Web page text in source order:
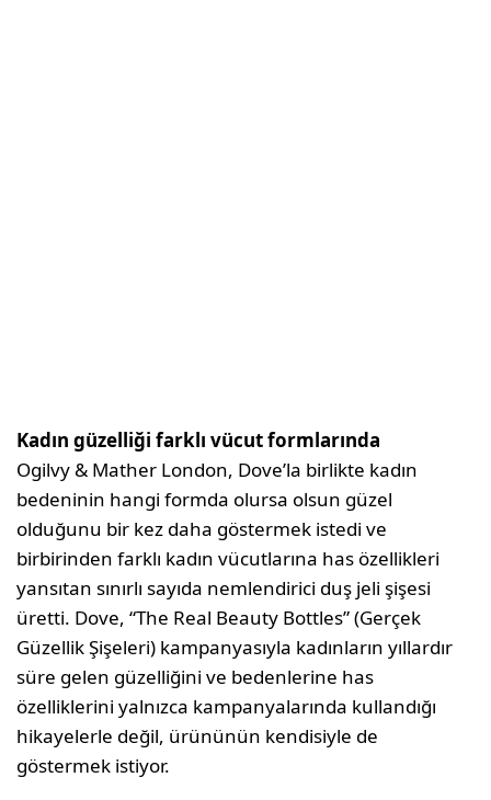
Kadın güzelliği farklı vücut formlarında
Ogilvy & Mather London, Dove’la birlikte kadın
bedeninin hangi formda olursa olsun güzel
olduğunu bir kez daha göstermek istedi ve
birbirinden farklı kadın vücutlarına has özellikleri
yansıtan sınırlı sayıda nemlendirici duş jeli şişesi
üretti. Dove, “The Real Beauty Bottles” (Gerçek
Güzellik Şişeleri) kampanyasıyla kadınların yıllardır
süre gelen güzelliğini ve bedenlerine has
özelliklerini yalnızca kampanyalarında kullandığı
hikayelerle değil, ürününün kendisiyle de
göstermek istiyor.